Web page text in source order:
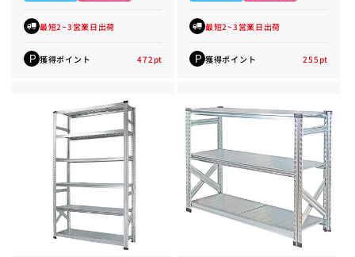
最短2~3営業日出荷
P 獲得ポイント 472pt
最短2~3営業日出荷
P 獲得ポイント 255pt